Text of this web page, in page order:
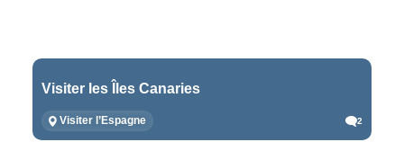
Visiter les Îles Canaries
Visiter l’Espagne 2